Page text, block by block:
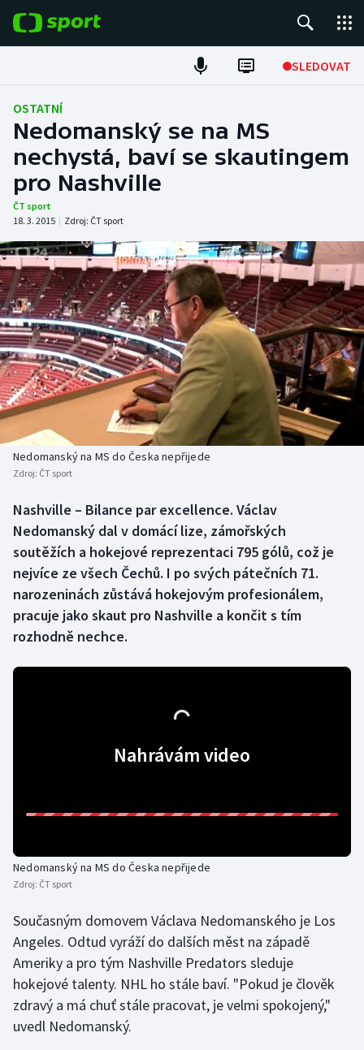
SLEDOVAT
Fotbal
Hokej
Tenis
Atletika
Cyklistika
DALŠÍ SPORTY
Americký fotbal
Baseball a softbal
Basketbal
Biatlon
Box
Curling
Dostihy
Judo
Krasobruslení
Lezení
Lyže a snowboard
NEPŘEHLÉDNĚTE
Soutěže
Historické návraty
Aplikace ČT sport
OSTATNÍ
Nedomanský se na MS
nechystá, baví se skautingem
pro Nashville
ČT sport
18. 3. 2015 | Zdroj: ČT sport
Nedomanský na MS do Česka nepřijede
Zdroj: ČT sport
Nashville – Bilance par excellence. Václav
Nedomanský dal v domácí lize, zámořských
soutěžích a hokejové reprezentaci 795 gólů, což je
nejvíce ze všech Čechů. I po svých pátečních 71.
narozeninách zůstává hokejovým profesionálem,
pracuje jako skaut pro Nashville a končit s tím
rozhodně nechce.
Nahrávám video
Nedomanský na MS do Česka nepřijede
Zdroj: ČT sport
Současným domovem Václava Nedomanského je Los
Angeles. Odtud vyráží do dalších měst na západě
Ameriky a pro tým Nashville Predators sleduje
hokejové talenty. NHL ho stále baví. "Pokud je člověk
zdravý a má chuť stále pracovat, je velmi spokojený,"
uvedl Nedomanský.